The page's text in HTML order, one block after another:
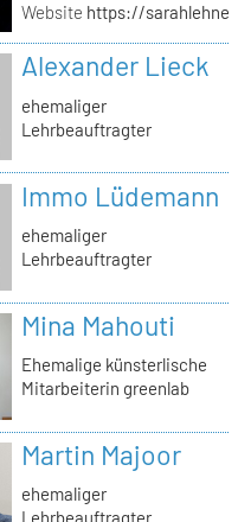
Website https://
Alexander Lieck
ehemaliger
Lehrbeauftragter
Immo Lüdemann
ehemaliger
Lehrbeauftragter
Mina Mahouti
Ehemalige künsterlische
Mitarbeiterin greenlab
Martin Majoor
ehemaliger